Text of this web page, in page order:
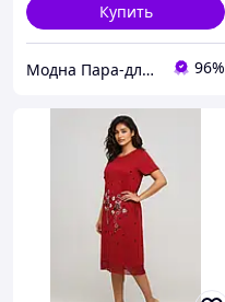
Купить
Модна Пара-для нього і для неї 96%